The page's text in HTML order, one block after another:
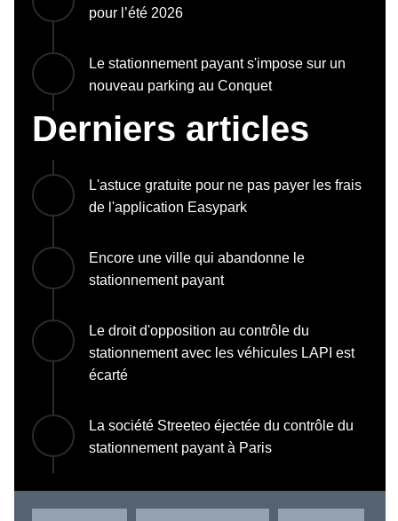
pour l’été 2026
Le stationnement payant s'impose sur un
nouveau parking au Conquet
Derniers articles
L'astuce gratuite pour ne pas payer les frais
de l'application Easypark
Encore une ville qui abandonne le
stationnement payant
Le droit d'opposition au contrôle du
stationnement avec les véhicules LAPI est
écarté
La société Streeteo éjectée du contrôle du
stationnement payant à Paris